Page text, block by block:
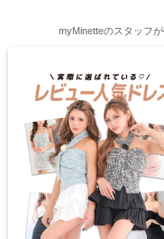
myMinetteのスタッフが